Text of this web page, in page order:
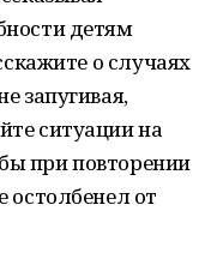
детям
о случаях
запугивая,
ситуации на
при повторении
остолбенел от